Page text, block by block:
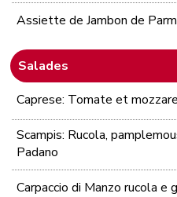
Assiette de Jambon de
Salades
Caprese: Tomate et
Scampis: Rucola,
Padano
Carpaccio di Manzo rucola e